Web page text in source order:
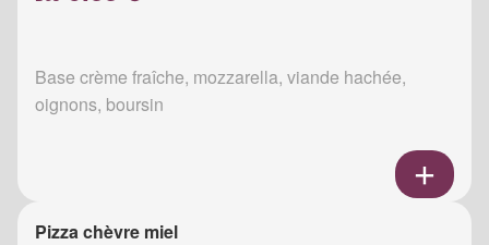
Base crème fraîche, mozzarella, viande hachée,
oignons, boursin
Pizza chèvre miel